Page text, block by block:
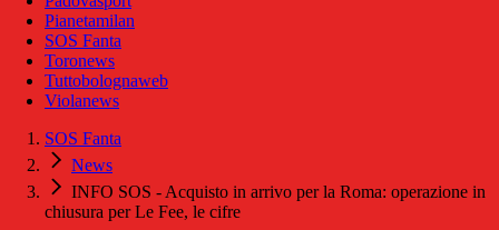
Pianetamilan
SOS Fanta
Toronews
Tuttobolognaweb
Violanews
SOS Fanta
News
INFO SOS - Acquisto in arrivo per la Roma: operazione in
chiusura per Le Fee, le cifre